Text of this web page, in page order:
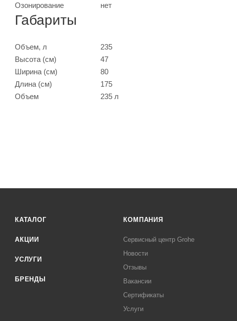
Озонирование
нет
Габариты
Объем, л
235
Высота (см)
47
Ширина (см)
80
Длина (см)
175
Объем
235 л
КАТАЛОГ
АКЦИИ
УСЛУГИ
БРЕНДЫ
КОМПАНИЯ
Сервисный центр Grohe
Новости
Отзывы
Вакансии
Сертификаты
Услуги